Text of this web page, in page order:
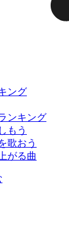
ング
ンキング
もう
歌おう
がる曲